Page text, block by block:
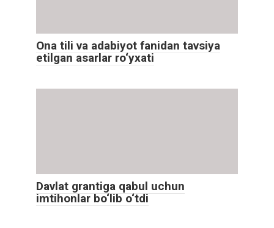
Ona tili va adabiyot fanidan tavsiya
etilgan asarlar ro‘yxati
Davlat grantiga qabul uchun
imtihonlar bo‘lib o‘tdi